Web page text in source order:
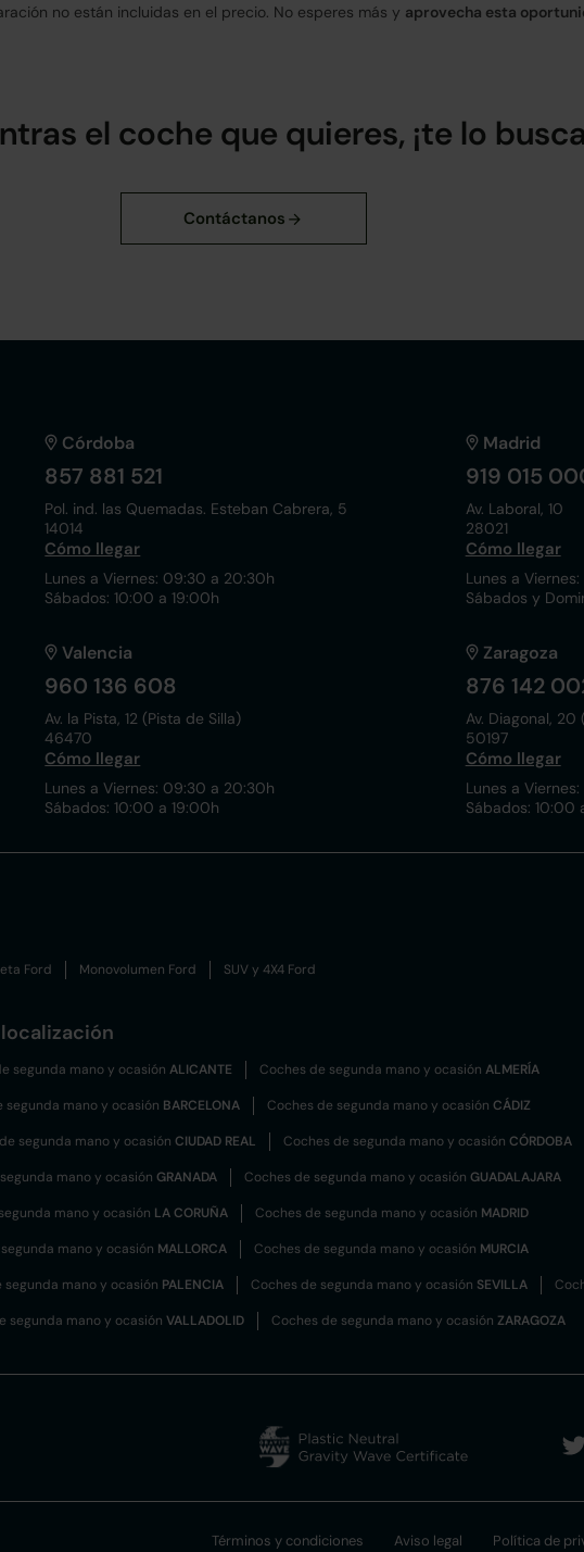
no están incluidas en el precio. No esperes más y aprovecha esta
el coche que quieres, ¡te lo
Córdoba
857 881 521
Pol. ind. las Quemadas. Esteban Cabrera, 5
14014
Cómo llegar
Lunes a Viernes: 09:30 a 20:30h
Sábados: 10:00 a 19:00h
Madrid
919 015
Av. Laboral, 10
28021
Cómo llegar
Lunes a
Sábados y
Valencia
960 136 608
Av. la Pista, 12 (Pista de Silla)
46470
Cómo llegar
Lunes a Viernes: 09:30 a 20:30h
Sábados: 10:00 a 19:00h
Zaragoza
876 142
Av. Diagonal, 20
50197
Cómo llegar
Lunes a
Sábados: 10:00
Ford Monovolumen Ford SUV y 4X4 Ford
segunda mano y ocasión ALICANTE Coches de segunda mano y ocasión ALMERÍA
segunda mano y ocasión BARCELONA Coches de segunda mano y ocasión CÁDIZ
segunda mano y ocasión CIUDAD REAL Coches de segunda mano y ocasión CÓRDOBA
mano y ocasión GRANADA Coches de segunda mano y ocasión GUADALAJARA
mano y ocasión LA CORUÑA Coches de segunda mano y ocasión MADRID
mano y ocasión MALLORCA Coches de segunda mano y ocasión MURCIA
segunda mano y ocasión PALENCIA Coches de segunda mano y ocasión SEVILLA
segunda mano y ocasión VALLADOLID Coches de segunda mano y ocasión ZARAGOZA
Términos y condiciones Aviso legal Política de